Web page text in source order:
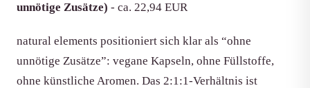
unnötige Zusätze) - ca. 22,94 EUR
natural elements positioniert sich klar als “ohne
unnötige Zusätze”: vegane Kapseln, ohne Füllstoffe,
ohne künstliche Aromen. Das 2:1:1-Verhältnis ist